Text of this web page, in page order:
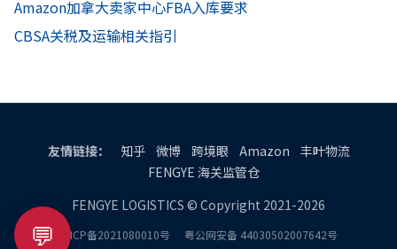
Amazon加拿大卖家中心FBA入库要求
CBSA关税及运输相关指引
友情链接： 知乎 微博 跨境眼 Amazon
丰叶物流
FENGYE 海关监管仓
FENGYE LOGISTICS © Copyright 2021-2026
粤ICP备2021080010号 粤公网安备 44030502007642号
💬